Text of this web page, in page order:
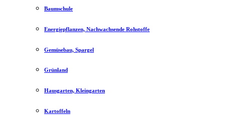
Baumschule
Energiepflanzen, Nachwachsende Rohstoffe
Gemüsebau, Spargel
Grünland
Hausgarten, Kleingarten
Kartoffeln